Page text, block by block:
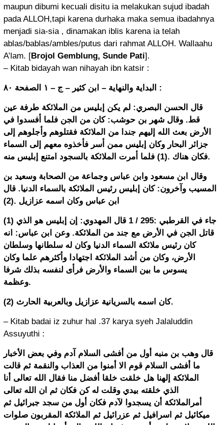
maupun dibumi kecuali disitu ia melakukan sujud ibadah
pada ALLOH,tapi karena durhaka maka semua ibadahnya
menjadi sia-sia , dinamakan iblis karena ia telah
ablas/bablas/ambles/putus dari rahmat ALLOH. Wallaahu
A’lam. [Brojol Gemblung, Sunde Pati].
– Kitab bidayah wan nihayah ibn katsir :
ﺍﻟﺒﺪﺍﻳﺔ ﻭﺍﻟﻨﻬﺎﻳﺔ – ﺍﺑﻦ ﻛﺜﻴﺮ – ﺝ – ١ ﺍﻟﺼﻔﺤﺔ ٨٠ :
ﻗﺎﻝ ﺍﻟﺤﺴﻦ ﺍﻟﺒﺼﺮﻱ: ﻟﻢ ﻳﻜﻦ ﺇﺑﻠﻴﺲ ﻣﻦ ﺍﻟﻤﻼﺋﻜﺔ ﻃﺮﻓﺔ ﻋﻴﻦ
ﻗﻂ. ﻭﻗﺎﻝ ﺷﻬﺮ ﺑﻦ ﺣﻮﺷﺐ: ﻛﺎﻥ ﻣﻦ ﺍﻟﺠﻦ ﻓﻠﻤﺎ ﺃﻓﺴﺪﻭﺍ ﻓﻲ
ﺍﻷﺭﺽ ﺑﻌﺚ ﺍﻟﻠﻪ ﺇﻟﻴﻬﻢ ﺟﻨﺪﺍ ﻣﻦ ﺍﻟﻤﻼﺋﻜﺔ ﻓﻘﺘﻠﻮﻫﻢ ﻭﺃﺟﻠﻮﻫﻢ ﺇﻟﻰ
ﺟﺰﺍﺋﺮ ﺍﻟﺒﺤﺎﺭ ﻭﻛﺎﻥ ﺇﺑﻠﻴﺲ ﻣﻤﻦ ﺃﺳﺮ ﻓﺄﺧﺬﻭﻩ ﻣﻌﻬﻢ ﺇﻟﻰ ﺍﻟﺴﻤﺎﺀ
ﻓﻜﺎﻥ ﻫﻨﺎﻙ .(1) ﻓﻠﻤﺎ ﺃﻣﺮﺕ ﺍﻟﻤﻼﺋﻜﺔ ﺑﺎﻟﺴﺠﻮﺩ ﺍﻣﺘﻨﻊ ﺇﺑﻠﻴﺲ ﻣﻨﻪ.
ﻭﻗﺎﻝ ﺍﺑﻦ ﻣﺴﻌﻮﺩ ﻭﺍﺑﻦ ﻋﺒﺎﺱ ﻭﺟﻤﺎﻋﺔ ﻣﻦ ﺍﻟﺼﺤﺎﺑﺔ ﻭﺳﻌﻴﺪ ﺑﻦ
ﺍﻟﻤﺴﻴﺐ ﻭﺁﺧﺮﻭﻥ: ﻛﺎﻥ ﺇﺑﻠﻴﺲ ﺭﺋﻴﺲ ﺍﻟﻤﻼﺋﻜﺔ ﺑﺎﻟﺴﻤﺎﺀ ﺍﻟﺪﻧﻴﺎ. ﻗﺎﻝ
ﺍﺑﻦ ﻋﺒﺎﺱ ﻭﻛﺎﻥ ﺍﺳﻤﻪ ﻋﺰﺍﺯﻳﻞ .(2)
(1) ﺟﺎﺀ ﻓﻲ ﺍﻟﻘﺮﻃﺒﻲ :295 / 1 ﻗﺎﻝ ﺍﻟﻤﻬﺪﻭﻱ: ﺇﻥ ﺇﺑﻠﻴﺲ ﻫﻮ ﺍﻟﺬﻱ
ﻗﺎﺗﻞ ﺍﻟﺠﻦ ﻓﻲ ﺍﻷﺭﺽ ﻣﻊ ﺟﻨﺪ ﻣﻦ ﺍﻟﻤﻼﺋﻜﺔ. ﻭﻋﻦ ﺍﺑﻦ ﻋﺒﺎﺱ: ﺍﻧﻪ
ﻛﺎﻥ ﺭﺋﻴﺲ ﻣﻼﺋﻜﺔ ﺍﻟﺴﻤﺎﺀ ﺍﻟﺪﻧﻴﺎ ﻭﻛﺎﻥ ﻟﻪ ﺳﻠﻄﺎﻧﻬﺎ ﻭﺳﻠﻄﺎﻥ
ﺍﻷﺭﺽ، ﻭﻛﺎﻥ ﻣﻦ ﺃﺷﺪ ﺍﻟﻤﻼﺋﻜﺔ ﺍﺟﺘﻬﺎﺩﺍ ﻭﺃﻛﺜﺮﻫﻢ ﻋﻠﻤﺎ ﻭﻛﺎﻥ
ﻳﺴﻮﺱ ﻣﺎ ﺑﻴﻦ ﺍﻟﺴﻤﺎﺀ ﻭﺍﻷﺭﺽ ﻓﺮﺃﻯ ﻟﻨﻔﺴﻪ ﺑﺬﻟﻚ ﺷﺮﻓﺎ
ﻭﻋﻈﻤﺔ.
(2) ﻛﺎﻥ ﺍﺳﻤﻪ ﺑﺎﻟﺴﺮﻳﺎﻧﻴﺔ ﻋﺰﺍﺯﻳﻞ ﻭﺑﺎﻟﻌﺮﺑﻴﺔ ﺍﻟﺤﺎﺭﺙ.
– Kitab badai iz zuhur hal .37 karya syeh Jalaluddin
Assuyuthi :
قال وهب بن منبه أول من أفشى السلام آدم وفي بعض الأخبار
ما أفشى السلام قوم الا أمنوا من العذاب والنقمة ثم قالت
الملائكة إلهنا هل خلقت خلقا أفضل منا فقال الله تعالى أنا
الذي خلقته بيدي وقلت له كن فكان ثم ان الله تعالى
أمرالملائكة أن يسجدوا لآدم فكان أول من سجد جبرائيل ثم
ميكائيل ثم اسرافيل ثم عزرائيل ثم الملائكة المقربون صلوات